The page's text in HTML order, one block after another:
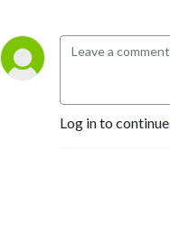
Log in to continue.